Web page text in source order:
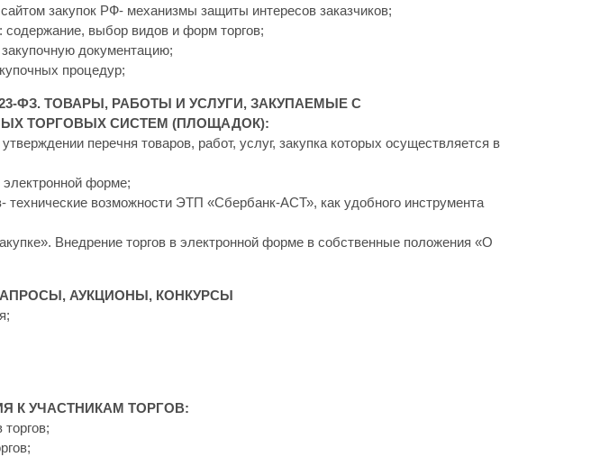
закупок РФ- механизмы защиты интересов заказчиков;
содержание, выбор видов и форм торгов;
документацию;
процедур;
ФЗ. ТОВАРЫ, РАБОТЫ И УСЛУГИ, ЗАКУПАЕМЫЕ С
ТОРГОВЫХ СИСТЕМ (ПЛОЩАДОК):
перечня товаров, работ, услуг, закупка которых осуществляется в
электронной форме;
технические возможности ЭТП «Сбербанк-АСТ», как удобного инструмента
Внедрение торгов в электронной форме в собственные положения «О
АУКЦИОНЫ, КОНКУРСЫ
К УЧАСТНИКАМ ТОРГОВ: